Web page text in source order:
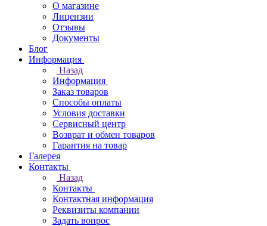
О магазине
Лицензии
Отзывы
Документы
Блог
Информация
Назад
Информация
Заказ товаров
Способы оплаты
Условия доставки
Сервисный центр
Возврат и обмен товаров
Гарантия на товар
Галерея
Контакты
Назад
Контакты
Контактная информация
Реквизиты компании
Задать вопрос